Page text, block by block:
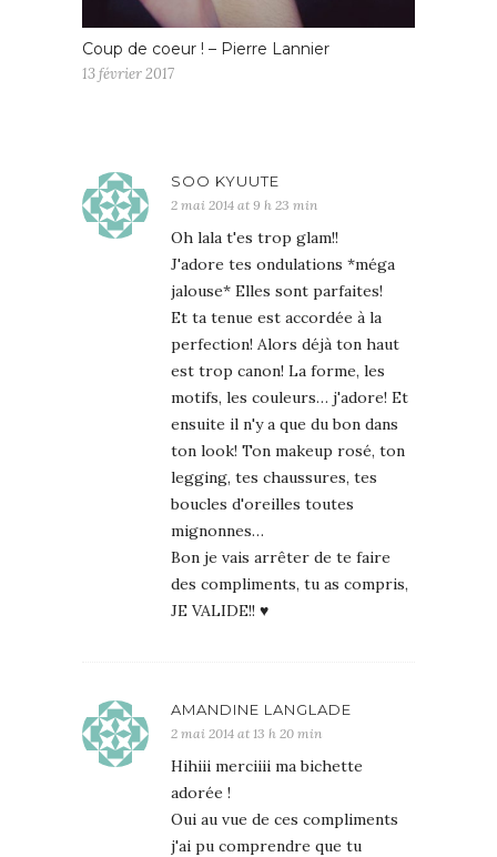
Coup de coeur ! – Pierre Lannier
13 février 2017
SOO KYUUTE
2 mai 2014 at 9 h 23 min
Oh lala t'es trop glam!!
J'adore tes ondulations *méga
jalouse* Elles sont parfaites!
Et ta tenue est accordée à la
perfection! Alors déjà ton haut
est trop canon! La forme, les
motifs, les couleurs… j'adore! Et
ensuite il n'y a que du bon dans
ton look! Ton makeup rosé, ton
legging, tes chaussures, tes
boucles d'oreilles toutes
mignonnes…
Bon je vais arrêter de te faire
des compliments, tu as compris,
JE VALIDE!! ♥
AMANDINE LANGLADE
2 mai 2014 at 13 h 20 min
Hihiii merciiii ma bichette
adorée !
Oui au vue de ces compliments
j'ai pu comprendre que tu